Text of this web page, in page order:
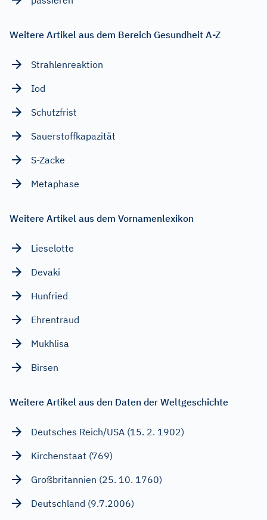
Weitere Artikel aus dem Bereich Gesundheit A-Z
Strahlenreaktion
Iod
Schutzfrist
Sauerstoffkapazität
S-Zacke
Metaphase
Weitere Artikel aus dem Vornamenlexikon
Lieselotte
Devaki
Hunfried
Ehrentraud
Mukhlisa
Birsen
Weitere Artikel aus den Daten der Weltgeschichte
Deutsches Reich/USA (15. 2. 1902)
Kirchenstaat (769)
Großbritannien (25. 10. 1760)
Deutschland (9.7.2006)